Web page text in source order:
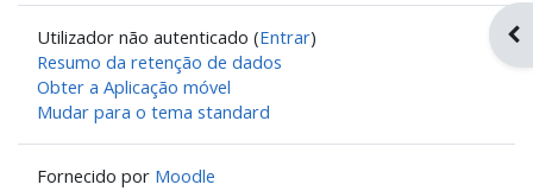
Utilizador não autenticado (Entrar)
Resumo da retenção de dados
Obter a Aplicação móvel
Mudar para o tema standard
Fornecido por Moodle